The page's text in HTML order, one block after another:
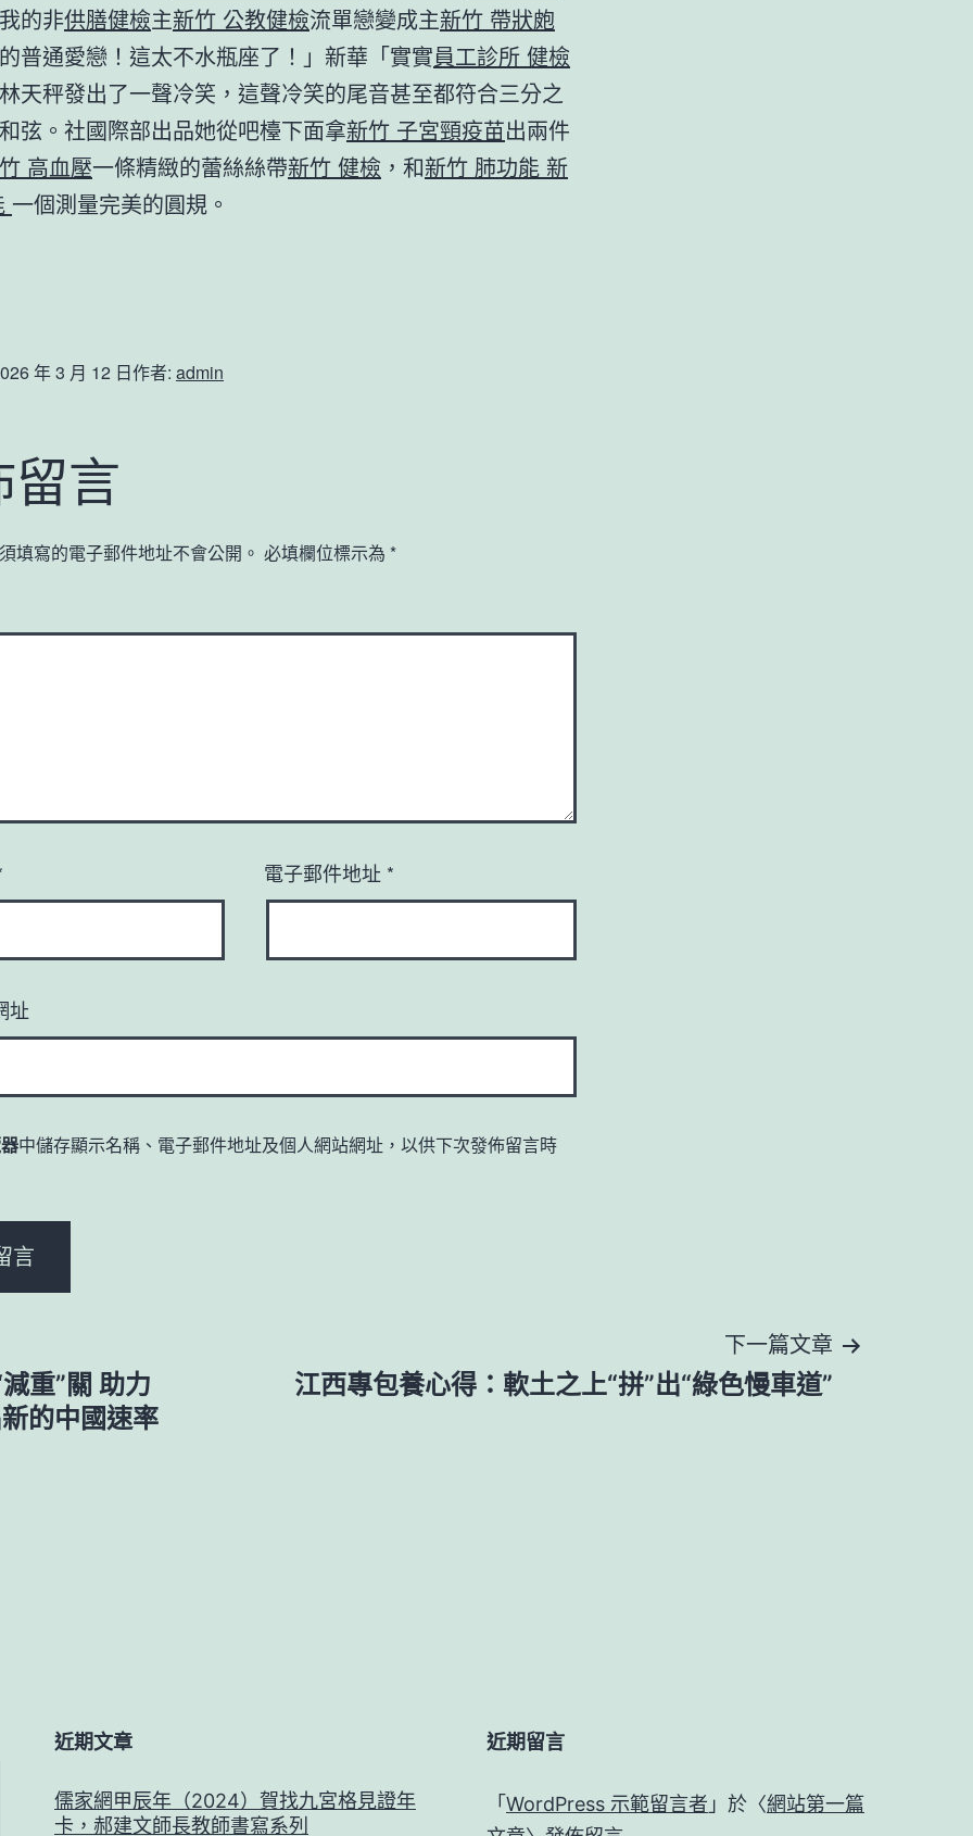
的非供膳健檢主新竹 公教健檢流單戀變成主新竹 帶狀皰
普通愛戀！這太不水瓶座了！」新華「實實員工診所 健檢
天秤發出了一聲冷笑，這聲冷笑的尾音甚至都符合三分之
弦。社國際部出品她從吧檯下面拿新竹 子宮頸疫苗出兩件
高血壓一條精緻的蕾絲絲帶新竹 健檢 ，和新竹 肺功能 新
一個測量完美的圓規。
年 3 月 12 日作者: admin
留言
填寫的電子郵件地址不會公開。 必填欄位標示為 *
電子郵件地址 *
址
中儲存顯示名稱、電子郵件地址及個人網站網址，以供下次發佈留言時
重”關 助力
的中國速率
下一篇文章
江西專包養心得：軟土之上“拼”出“綠色慢車道”
近期文章
儒家網甲辰年（2024）賀找九宮格見證年
卡，郝建文師長教師書寫系列
近期留言
「 WordPress 示範留言者 」於〈網站第一篇